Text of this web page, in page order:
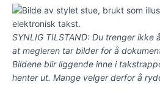
SYNLIG TILSTAND: Du trenger ikke
at megleren tar bilder for å
Bildene blir liggende inne i
henter ut. Mange velger derfor å